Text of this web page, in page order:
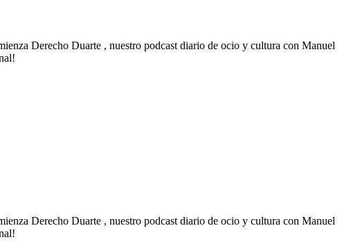
Derecho Duarte , nuestro podcast diario de ocio y cultura con Manuel
Derecho Duarte , nuestro podcast diario de ocio y cultura con Manuel